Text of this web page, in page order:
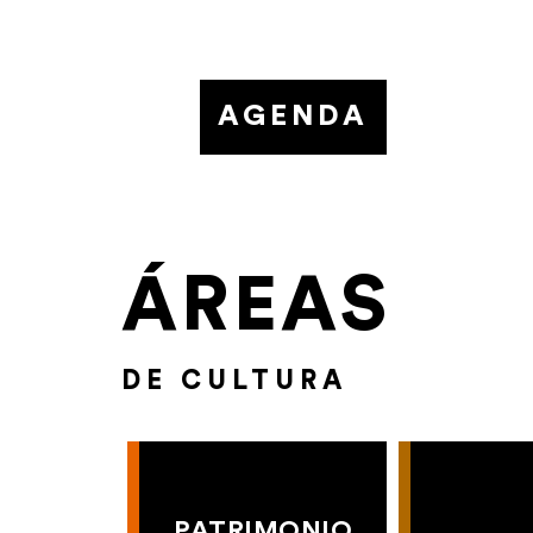
AGENDA
ÁREAS
DE CULTURA